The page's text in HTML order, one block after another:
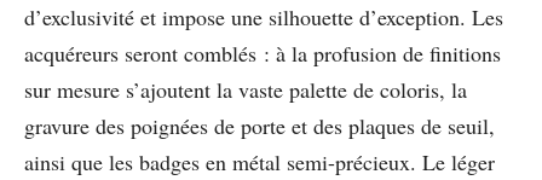
d’exclusivité et impose une silhouette d’exception. Les
acquéreurs seront comblés : à la profusion de finitions
sur mesure s’ajoutent la vaste palette de coloris, la
gravure des poignées de porte et des plaques de seuil,
ainsi que les badges en métal semi-précieux. Le léger